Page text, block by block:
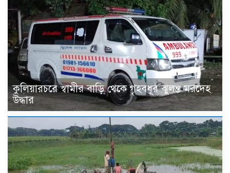
কুলিয়ারচরে স্বামীর বাড়ি থেকে গৃহবধূর ঝুলন্ত মরদেহ
উদ্ধার